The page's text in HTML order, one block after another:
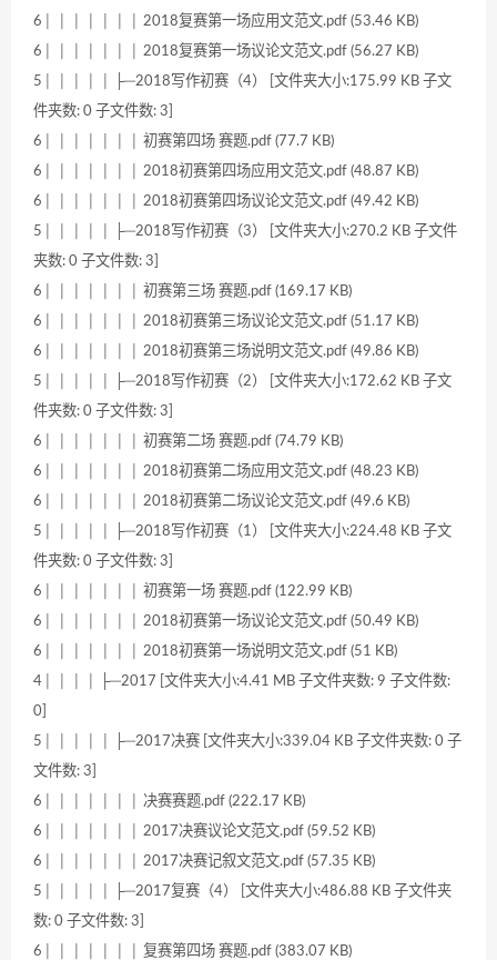
6│ │ │ │ │ │ │ 2018复赛第一场应用文范文.pdf (53.46 KB)
6│ │ │ │ │ │ │ 2018复赛第一场议论文范文.pdf (56.27 KB)
5│ │ │ │ │ ├─2018写作初赛（4） [文件夹大小:175.99 KB 子文
件夹数: 0 子文件数: 3]
6│ │ │ │ │ │ │ 初赛第四场 赛题.pdf (77.7 KB)
6│ │ │ │ │ │ │ 2018初赛第四场应用文范文.pdf (48.87 KB)
6│ │ │ │ │ │ │ 2018初赛第四场议论文范文.pdf (49.42 KB)
5│ │ │ │ │ ├─2018写作初赛（3） [文件夹大小:270.2 KB 子文件
夹数: 0 子文件数: 3]
6│ │ │ │ │ │ │ 初赛第三场 赛题.pdf (169.17 KB)
6│ │ │ │ │ │ │ 2018初赛第三场议论文范文.pdf (51.17 KB)
6│ │ │ │ │ │ │ 2018初赛第三场说明文范文.pdf (49.86 KB)
5│ │ │ │ │ ├─2018写作初赛（2） [文件夹大小:172.62 KB 子文
件夹数: 0 子文件数: 3]
6│ │ │ │ │ │ │ 初赛第二场 赛题.pdf (74.79 KB)
6│ │ │ │ │ │ │ 2018初赛第二场应用文范文.pdf (48.23 KB)
6│ │ │ │ │ │ │ 2018初赛第二场议论文范文.pdf (49.6 KB)
5│ │ │ │ │ ├─2018写作初赛（1） [文件夹大小:224.48 KB 子文
件夹数: 0 子文件数: 3]
6│ │ │ │ │ │ │ 初赛第一场 赛题.pdf (122.99 KB)
6│ │ │ │ │ │ │ 2018初赛第一场议论文范文.pdf (50.49 KB)
6│ │ │ │ │ │ │ 2018初赛第一场说明文范文.pdf (51 KB)
4│ │ │ │ ├─2017 [文件夹大小:4.41 MB 子文件夹数: 9 子文件数:
0]
5│ │ │ │ │ ├─2017决赛 [文件夹大小:339.04 KB 子文件夹数: 0 子
文件数: 3]
6│ │ │ │ │ │ │ 决赛赛题.pdf (222.17 KB)
6│ │ │ │ │ │ │ 2017决赛议论文范文.pdf (59.52 KB)
6│ │ │ │ │ │ │ 2017决赛记叙文范文.pdf (57.35 KB)
5│ │ │ │ │ ├─2017复赛（4） [文件夹大小:486.88 KB 子文件夹
数: 0 子文件数: 3]
6│ │ │ │ │ │ │ 复赛第四场 赛题.pdf (383.07 KB)